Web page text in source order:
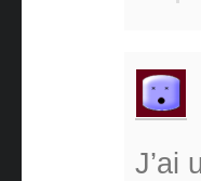
J’ai